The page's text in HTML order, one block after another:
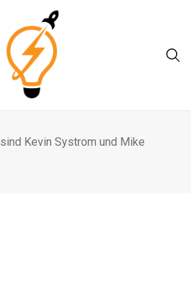
Kevin Systrom und Mike